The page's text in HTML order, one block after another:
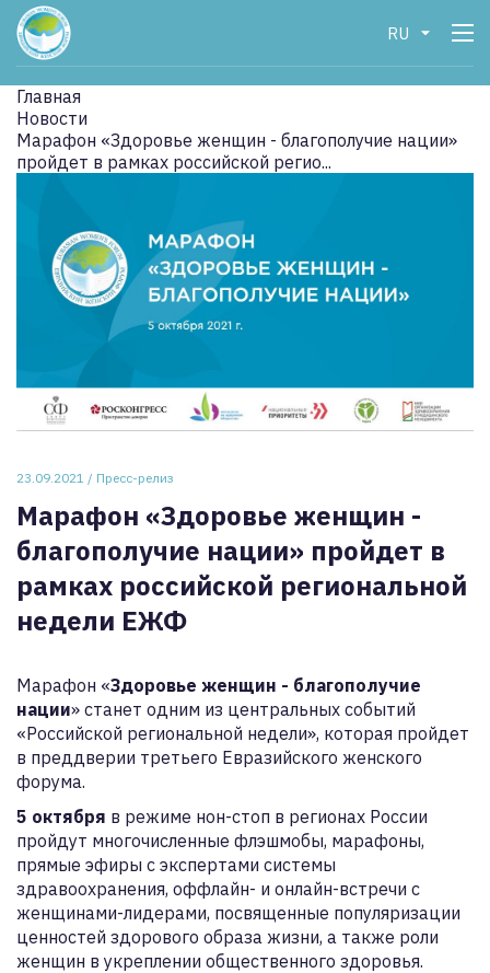
RU
Главная
Новости
Марафон «Здоровье женщин - благополучие нации»
пройдет в рамках российской регио...
23.09.2021 / Пресс-релиз
Марафон «Здоровье женщин -
благополучие нации» пройдет в
рамках российской региональной
недели ЕЖФ
Марафон «Здоровье женщин - благополучие
нации» станет одним из центральных событий
«Российской региональной недели», которая пройдет
в преддверии третьего Евразийского женского
форума.
5 октября в режиме нон-стоп в регионах России
пройдут многочисленные флэшмобы, марафоны,
прямые эфиры с экспертами системы
здравоохранения, оффлайн- и онлайн-встречи с
женщинами-лидерами, посвященные популяризации
ценностей здорового образа жизни, а также роли
женщин в укреплении общественного здоровья.